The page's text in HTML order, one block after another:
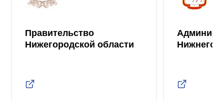
Правительство
Нижегородской области
Нижнего